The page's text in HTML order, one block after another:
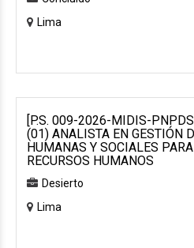
Lima
[P.S. 009-2026-MIDIS-
(01) ANALISTA EN GESTIÓN
HUMANAS Y SOCIALES
RECURSOS HUMANOS
Desierto
Lima